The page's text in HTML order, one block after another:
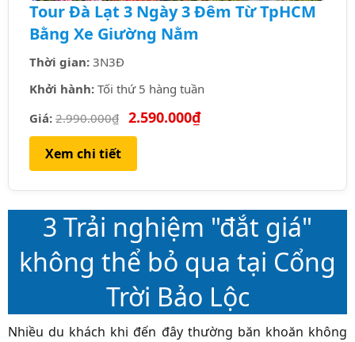
Tour Đà Lạt 3 Ngày 3 Đêm Từ TpHCM
Bằng Xe Giường Nằm
Thời gian: 3N3Đ
Khởi hành: Tối thứ 5 hàng tuần
Giá: 2.990.000₫ 2.590.000₫
Xem chi tiết
3 Trải nghiệm "đắt giá"
không thể bỏ qua tại Cổng
Trời Bảo Lộc
Nhiều du khách khi đến đây thường băn khoăn không